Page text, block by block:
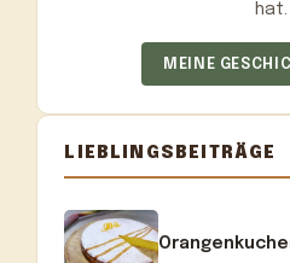
hat.
MEINE
LIEBLINGSBEITRÄGE